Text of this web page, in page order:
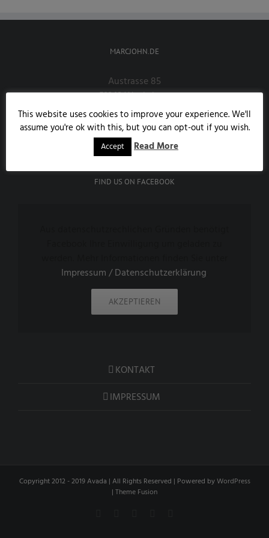
MARCJOHN.DE
Austrasse 85
53343 Wachtberg
Handy:0171/7858190
E-Mail:info@marcjohn.de
Website:marcjohn.de
FIND US ON FACEBOOK
Impressum / Datenschutzerklärung
AKZEPTIEREN
KONTAKT
IMPRESSUM
Copyright 2012 - 2019 Avada | All Rights Reserved | Powered byWordPress
| Theme Fusion
This website uses cookies to improve your experience. We'll
assume you're ok with this, but you can opt-out if you wish.
Accept Read More